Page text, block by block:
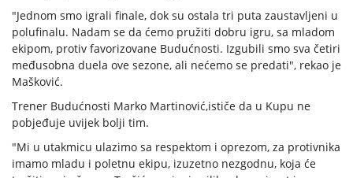
"Jednom smo igrali finale, dok su ostala tri puta zaustavljeni u
polufinalu. Nadam se da ćemo pružiti dobru igru, sa mladom
ekipom, protiv favorizovane Budućnosti. Izgubili smo sva četiri
međusobna duela ove sezone, ali nećemo se predati", rekao je
Mašković.
Trener Budućnosti Marko Martinović,ističe da u Kupu ne
pobjeđuje uvijek bolji tim.
"Mi u utakmicu ulazimo sa respektom i oprezom, za protivnika
imamo mladu i poletnu ekipu, izuzetno nezgodnu, koja će